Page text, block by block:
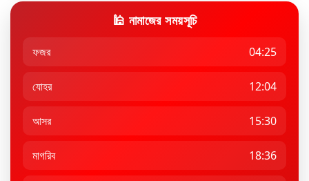
🕌 নামাজের সময়সূচি
ফজর 04:25
যোহর 12:04
আসর 15:30
মাগরিব 18:36